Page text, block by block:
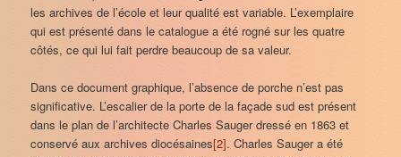
les archives de l’école et leur qualité est variable. L’exemplaire
qui est présenté dans le catalogue a été rogné sur les quatre
côtés, ce qui lui fait perdre beaucoup de sa valeur.
Dans ce document graphique, l’absence de porche n’est pas
significative. L’escalier de la porte de la façade sud est présent
dans le plan de l’architecte Charles Sauger dressé en 1863 et
conservé aux archives diocésaines[2]. Charles Sauger a été